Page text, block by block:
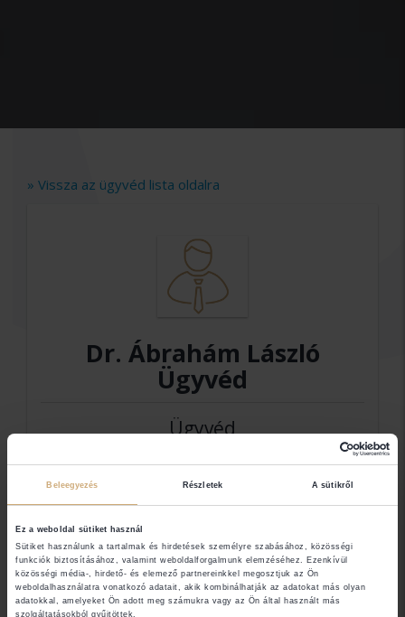
Beleegyezés Részletek A sütikről
Ez a weboldal sütiket használ
Sütiket használunk a tartalmak és hirdetések személyre szabásához, közösségi
funkciók biztosításához, valamint weboldalforgalmunk elemzéséhez. Ezenkívül
közösségi média-, hirdető- és elemező partnereinkkel megosztjuk az Ön
weboldalhasználatra vonatkozó adatait, akik kombinálhatják az adatokat más olyan
adatokkal, amelyeket Ön adott meg számukra vagy az Ön által használt más
szolgáltatásokból gyűjtöttek.
» Vissza az ügyvéd lista oldalra
Dr. Ábrahám László
Ügyvéd
Ügyvéd
Elérhetőségek
6720 Szeged
Jogi területek